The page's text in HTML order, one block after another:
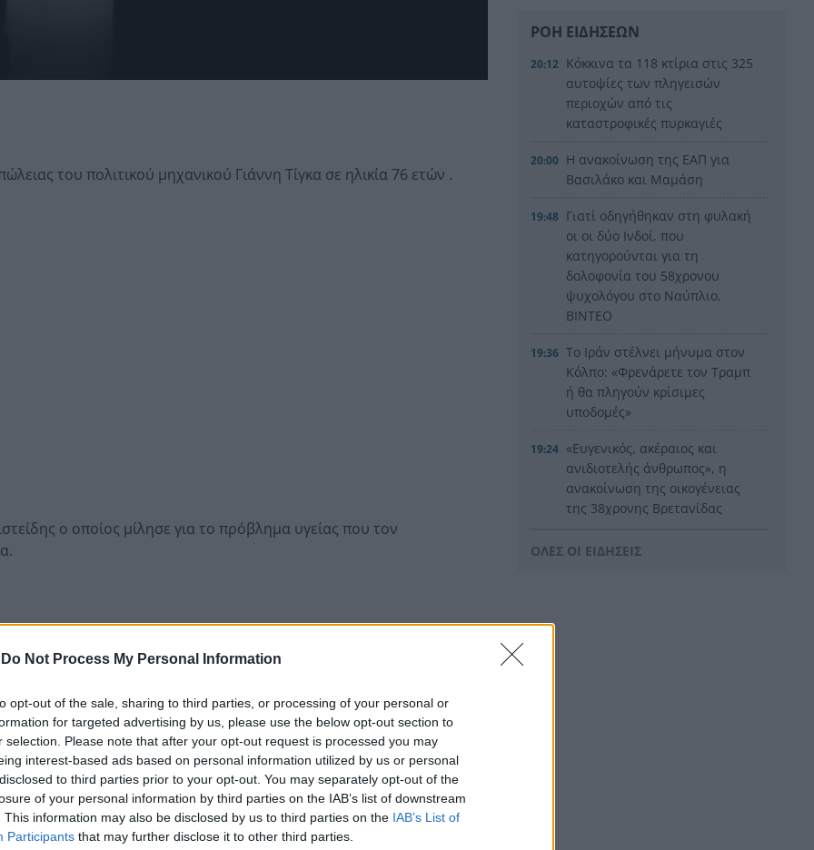
Do Not Process My Personal Information
opt-out of the sale, sharing to third parties, or processing of your personal or
for targeted advertising by us, please use the below opt-out section to
selection. Please note that after your opt-out request is processed you may
interest-based ads based on personal information utilized by us or personal
to third parties prior to your opt-out. You may separately opt-out of the
of your personal information by third parties on the IAB’s list of downstream
This information may also be disclosed by us to third parties on the IAB’s List of
Participants that may further disclose it to other third parties.
του πολιτικού μηχανικού Γιάννη Τίγκα σε ηλικία 76 ετών .
ο οποίος μίλησε για το πρόβλημα υγείας που τον
ΡΟΗ ΕΙΔΗΣΕΩΝ
20:12 Κόκκινα τα 118 κτίρια στις 325
αυτοψίες των πληγεισών
περιοχών από τις
καταστροφικές πυρκαγιές
20:00 Η ανακοίνωση της ΕΑΠ για
Βασιλάκο και Μαμάση
19:48 Γιατί οδηγήθηκαν στη φυλακή
οι οι δύο Ινδοί, που
κατηγορούνται για τη
δολοφονία του 58χρονου
ψυχολόγου στο Ναύπλιο,
ΒΙΝΤΕΟ
19:36 Το Ιράν στέλνει μήνυμα στον
Κόλπο: «Φρενάρετε τον Τραμπ
ή θα πληγούν κρίσιμες
υποδομές»
19:24 «Ευγενικός, ακέραιος και
ανιδιοτελής άνθρωπος», η
ανακοίνωση της οικογένειας
της 38χρονης Βρετανίδας
ΟΛΕΣ ΟΙ ΕΙΔΗΣΕΙΣ